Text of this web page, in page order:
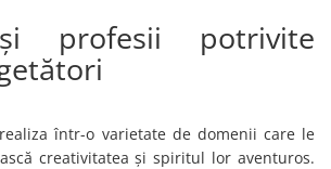
profesii potrivite
într-o varietate de domenii care le
creativitatea și spiritul lor aventuros.